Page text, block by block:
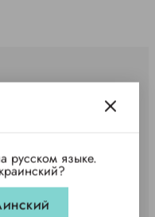
русском языке.